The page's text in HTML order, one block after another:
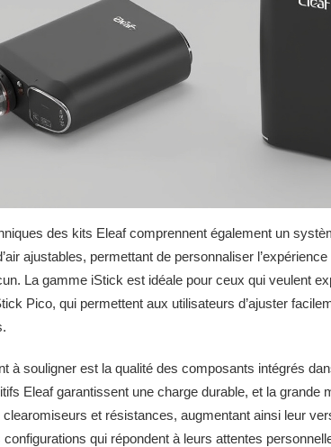
des kits Eleaf comprennent également un
ajustables, permettant de personnaliser
La gamme iStick est idéale pour ceux qui veulent
Pico, qui permettent aux utilisateurs d’ajuster
à souligner est la qualité des composants intégrés
Eleaf garantissent une charge durable, et la grande
et résistances, augmentant ainsi leur
qui répondent à leurs attentes